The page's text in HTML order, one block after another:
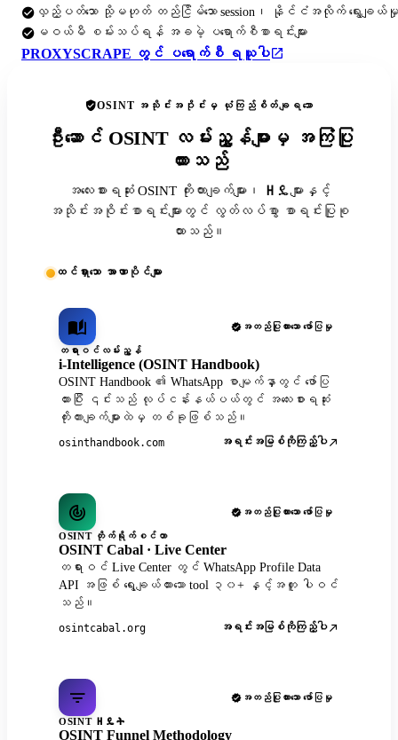
လှည့်ပတ်သော သို့မဟုတ် တည်ငြိမ်သော session၊ နိုင်ငံအလိုက် ရွေးချယ်မှု
မဝယ်မီ စမ်းသပ်ရန် အခမဲ့ ပရောက်စီစာရင်းများ
PROXYSCRAPE တွင် ပရောက်စီ ရယူပါ
OSINT အသိုင်းအဝိုင်းမှ ယုံကြည်စိတ်ချရသော
ဦးဆောင် OSINT လမ်းညွှန်များမှ အကြံပြု
ထားသည်
အလေးစားရဆုံး OSINT ကိုးကားချက်များ၊ ዘዴများနှင့်
အသိုင်းအဝိုင်းစာရင်းများတွင် လွတ်လပ်စွာ စာရင်းပြုစု
ထားသည်။
ထင်ရှားသော အာဏာပိုင်များ
အတည်ပြုထားသော ဖော်ပြမှု
တရားဝင်လမ်းညွှန်
i-Intelligence (OSINT Handbook)
OSINT Handbook ၏ WhatsApp စာမျက်နှာတွင် ဖော်ပြ
ထားပြီး ၎င်းသည် လုပ်ငန်းနယ်ပယ်တွင် အလေးစားရဆုံး
ကိုးကားချက်များထဲမှ တစ်ခုဖြစ်သည်။
osinthandbook.com အရင်းအမြစ်ကိုကြည့်ပါ
အတည်ပြုထားသော ဖော်ပြမှု
OSINT တိုက်ရိုက်စင်တာ
OSINT Cabal · Live Center
တရားဝင် Live Center တွင် WhatsApp Profile Data
API အဖြစ် ရွေးချယ်ထားသော tool ၃၀+ နှင့်အတူ ပါဝင်
သည်။
osintcabal.org အရင်းအမြစ်ကိုကြည့်ပါ
အတည်ပြုထားသော ဖော်ပြမှု
OSINT ዘዴት
OSINT Funnel Methodology